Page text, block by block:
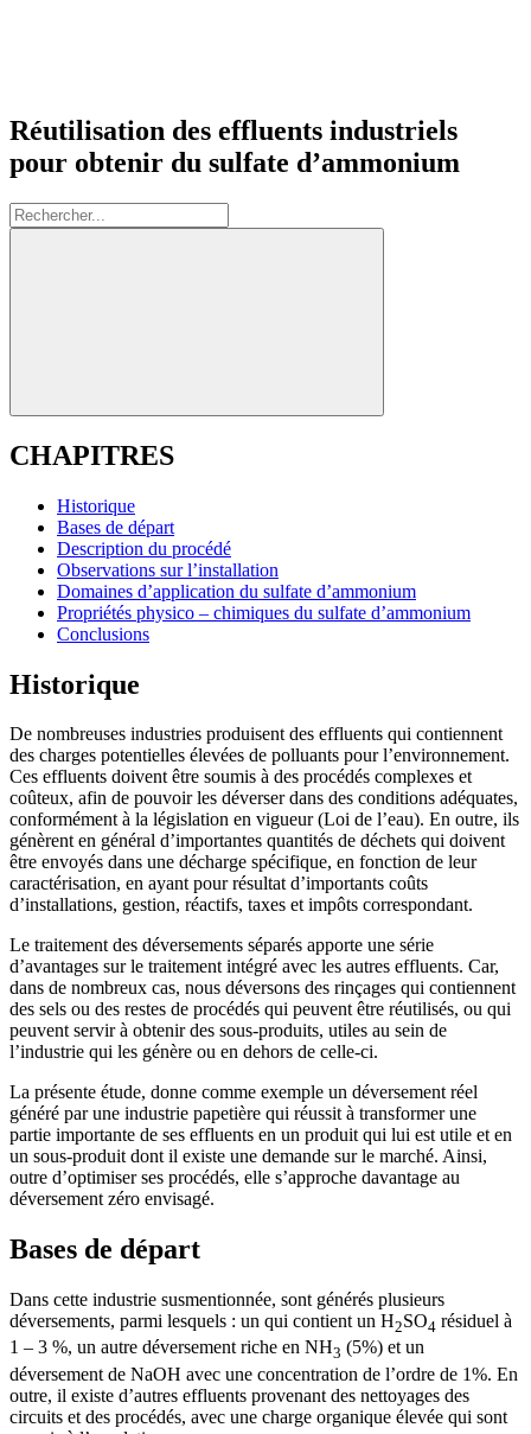
Réutilisation des effluents industriels
pour obtenir du sulfate d’ammonium
Rechercher:
CHAPITRES
Historique
Bases de départ
Description du procédé
Observations sur l’installation
Domaines d’application du sulfate d’ammonium
Propriétés physico – chimiques du sulfate d’ammonium
Conclusions
Historique
De nombreuses industries produisent des effluents qui contiennent
des charges potentielles élevées de polluants pour l’environnement.
Ces effluents doivent être soumis à des procédés complexes et
coûteux, afin de pouvoir les déverser dans des conditions adéquates,
conformément à la législation en vigueur (Loi de l’eau). En outre, ils
génèrent en général d’importantes quantités de déchets qui doivent
être envoyés dans une décharge spécifique, en fonction de leur
caractérisation, en ayant pour résultat d’importants coûts
d’installations, gestion, réactifs, taxes et impôts correspondant.
Le traitement des déversements séparés apporte une série
d’avantages sur le traitement intégré avec les autres effluents. Car,
dans de nombreux cas, nous déversons des rinçages qui contiennent
des sels ou des restes de procédés qui peuvent être réutilisés, ou qui
peuvent servir à obtenir des sous-produits, utiles au sein de
l’industrie qui les génère ou en dehors de celle-ci.
La présente étude, donne comme exemple un déversement réel
généré par une industrie papetière qui réussit à transformer une
partie importante de ses effluents en un produit qui lui est utile et en
un sous-produit dont il existe une demande sur le marché. Ainsi,
outre d’optimiser ses procédés, elle s’approche davantage au
déversement zéro envisagé.
Bases de départ
Dans cette industrie susmentionnée, sont générés plusieurs
déversements, parmi lesquels : un qui contient un H2SO4 résiduel à
1 – 3 %, un autre déversement riche en NH3 (5%) et un
déversement de NaOH avec une concentration de l’ordre de 1%. En
outre, il existe d’autres effluents provenant des nettoyages des
circuits et des procédés, avec une charge organique élevée qui sont